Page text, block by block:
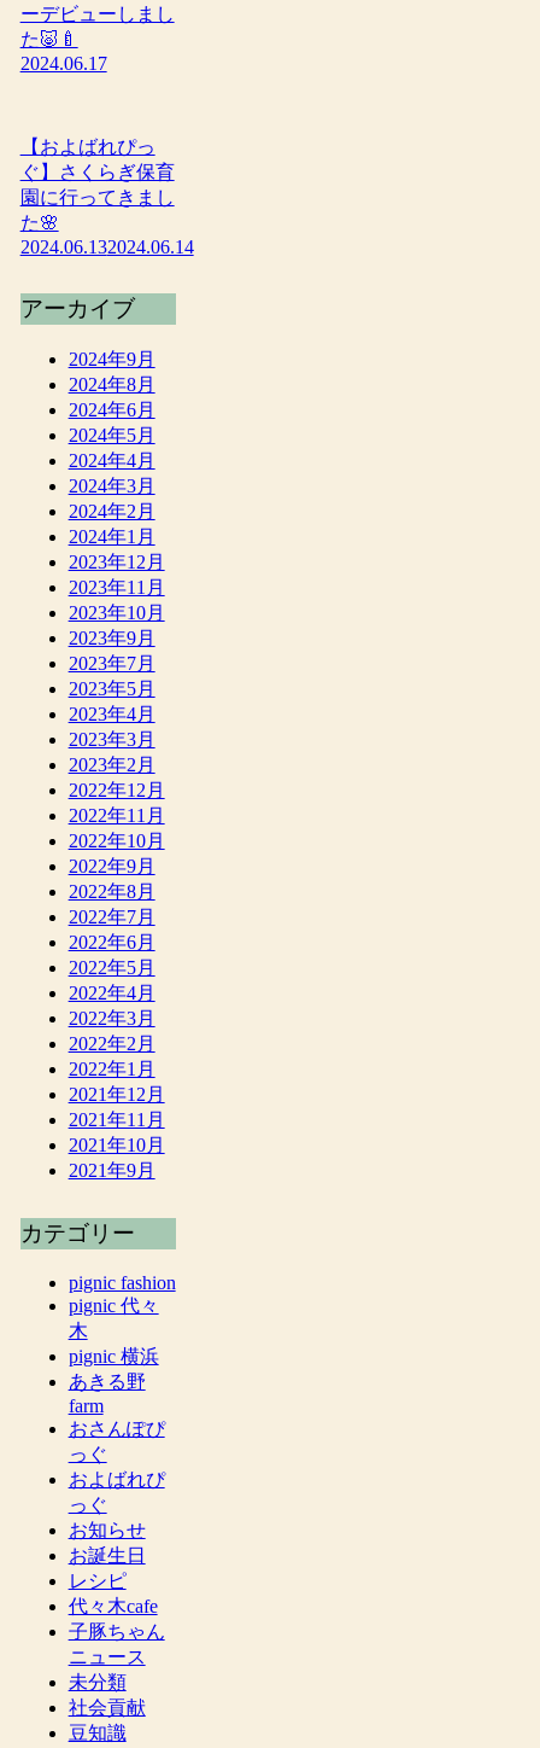
ーデビューしまし
た🐷🍼
2024.06.17
【およばれぴっ
ぐ】さくらぎ保育
園に行ってきまし
た🌸
2024.06.132024.06.14
アーカイブ
2024年9月
2024年8月
2024年6月
2024年5月
2024年4月
2024年3月
2024年2月
2024年1月
2023年12月
2023年11月
2023年10月
2023年9月
2023年7月
2023年5月
2023年4月
2023年3月
2023年2月
2022年12月
2022年11月
2022年10月
2022年9月
2022年8月
2022年7月
2022年6月
2022年5月
2022年4月
2022年3月
2022年2月
2022年1月
2021年12月
2021年11月
2021年10月
2021年9月
カテゴリー
pignic fashion
pignic 代々
木
pignic 横浜
あきる野
farm
おさんぽぴ
っぐ
およばれぴ
っぐ
お知らせ
お誕生日
レシピ
代々木cafe
子豚ちゃん
ニュース
未分類
社会貢献
豆知識